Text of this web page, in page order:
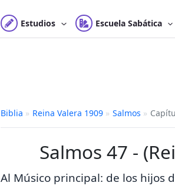
Estudios Escuela Sabática
Biblia » Reina Valera 1909 » Salmos »
Salmos 47 -
Al Músico principal: de los hijos